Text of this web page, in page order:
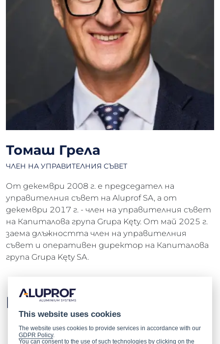
Томаш Грела
ЧЛЕН НА УПРАВИТЕЛНИЯ СЪВЕТ
От декември 2008 г. е председател на
управителния съвет на Aluprof SA, а от
декември 2017 г. - член на управителния съвет
на Капиталова група Grupa Kęty. От май 2025 г.
заема длъжността член на управителния
съвет и оперативен директор на Капиталова
група Grupa Kęty SA.
Ръководен екип
Сегмент архитектурни
This website uses cookies
The website uses cookies to provide services in accordance with our
GDPR Policy.
You can consent to the use of such technologies by clicking on the